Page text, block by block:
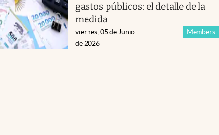
gastos públicos: el detalle de la
medida
Members
viernes, 05 de Junio
de 2026